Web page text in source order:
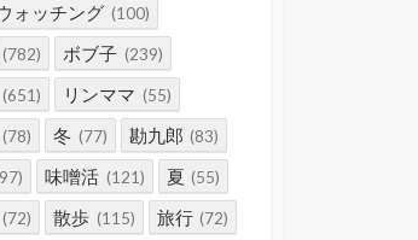
ォッチング (100)
(782) ボブ子 (239)
(651) リンママ (55)
(78) 冬 (77) 勘九郎 (83)
味噌活 (121) 夏 (55)
(72) 散歩 (115) 旅行 (72)